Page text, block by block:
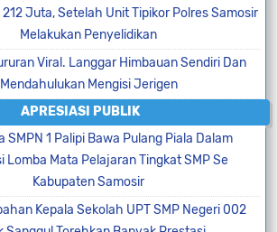
212 Juta, Setelah Unit Tipikor Polres Samosir
Melakukan Penyelidikan
Viral. Langgar Himbauan Sendiri Dan
Mendahulukan Mengisi Jerigen
APRESIASI PUBLIK
SMPN 1 Palipi Bawa Pulang Piala Dalam
Lomba Mata Pelajaran Tingkat SMP Se
Kabupaten Samosir
Kepala Sekolah UPT SMP Negeri 002